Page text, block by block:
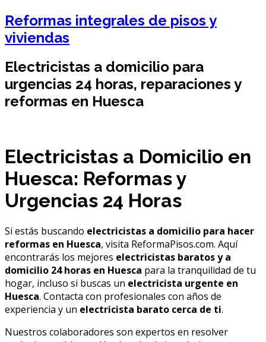
Reformas integrales de pisos y
viviendas
Electricistas a domicilio para
urgencias 24 horas, reparaciones y
reformas en Huesca
Electricistas a Domicilio en
Huesca: Reformas y
Urgencias 24 Horas
Si estás buscando electricistas a domicilio para hacer
reformas en Huesca, visita ReformaPisos.com. Aquí
encontrarás los mejores electricistas baratos y a
domicilio 24 horas en Huesca para la tranquilidad de tu
hogar, incluso si buscas un electricista urgente en
Huesca. Contacta con profesionales con años de
experiencia y un electricista barato cerca de ti.
Nuestros colaboradores son expertos en resolver